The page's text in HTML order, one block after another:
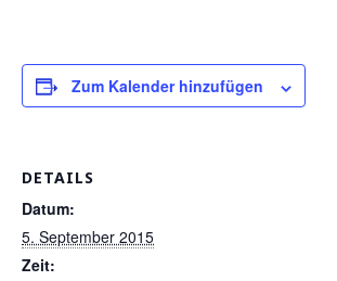
Zum Kalender hinzufügen
DETAILS
Datum:
5. September 2015
Zeit: